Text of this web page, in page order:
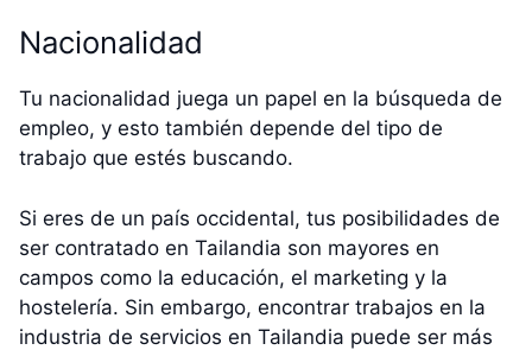
Nacionalidad
Tu nacionalidad juega un papel en la búsqueda de
empleo, y esto también depende del tipo de
trabajo que estés buscando.
Si eres de un país occidental, tus posibilidades de
ser contratado en Tailandia son mayores en
campos como la educación, el marketing y la
hostelería. Sin embargo, encontrar trabajos en la
industria de servicios en Tailandia puede ser más